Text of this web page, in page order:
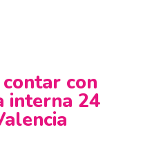
con
interna 24